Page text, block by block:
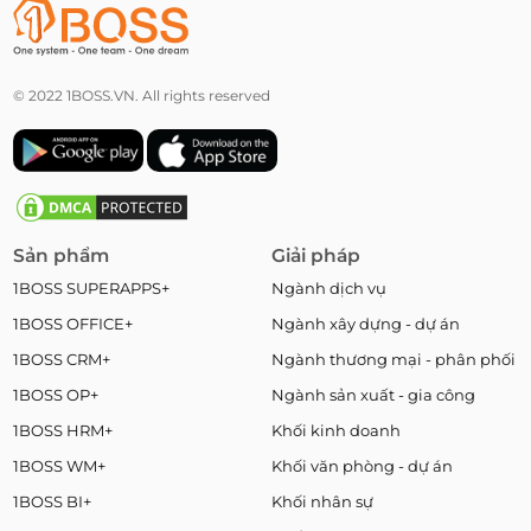
© 2022 1BOSS.VN. All rights reserved
Sản phẩm
1BOSS SUPERAPPS+
1BOSS OFFICE+
1BOSS CRM+
1BOSS OP+
1BOSS HRM+
1BOSS WM+
1BOSS BI+
Giải pháp
Ngành dịch vụ
Ngành xây dựng - dự án
Ngành thương mại - phân phối
Ngành sản xuất - gia công
Khối kinh doanh
Khối văn phòng - dự án
Khối nhân sự